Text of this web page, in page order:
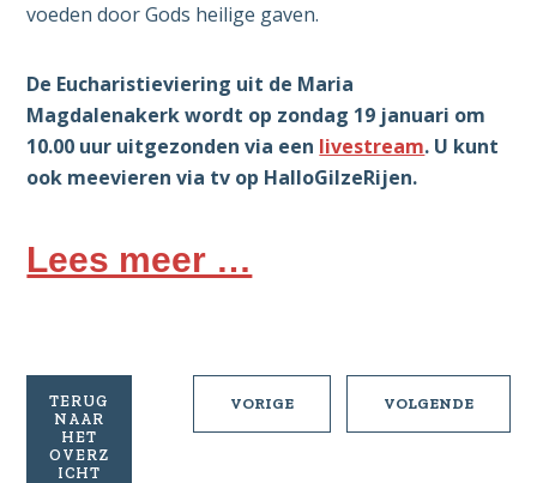
voeden door Gods heilige gaven.
De Eucharistieviering uit de Maria
Magdalenakerk wordt op zondag 19 januari om
10.00 uur uitgezonden via een livestream. U kunt
ook meevieren via tv op HalloGilzeRijen.
Lees meer …
TERUG
NAAR
HET
OVERZ
ICHT
VORIGEPASTORALE VOLGENDE